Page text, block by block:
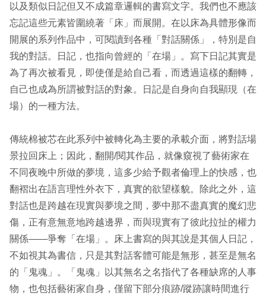
以及類似日記但又不成篇章邏輯的書寫文字。我們也不應該
忘記這些元素皆圍繞著「床」而展開。在以床為具體形像而
開展的系列作品中，可閱讀到各種「對話關係」，特別是自
我的對話。日記，也指向曾經的「在場」。寫下日記其實是
為了再次被看見，即使僅是給自己看，而透過這樣的翻轉，
自己也成為所謂被對話的對象。日記是自身向自我顯現（在
場）的一種方法。
傳統棉被芯在此系列中被轉化為主要的承載介面，將對話場
景拉回床上；因此，翻開/閱其作品，就像窺視了藝術家在
不同夜晚中所做的夢境，這多少給予觀者倫理上的快感，也
翻褶出在語言理性外衣下，真實的欲望樣貌。除此之外，這
對話也是跨越在現實與夢境之間，夢中那不盡真實的魔幻悲
傷，正有意無意地跨越邊界，而與現實有了彼此拉扯的權力
關係——爭奪「在場」。床上書寫的與其說是其個人日記，
不如視其為書信，只是其對話客體可能是無形，甚至是無名
的「鬼魂」。「鬼魂」以其無名之名指代了各種缺席的人事
物，也包括藝術家自身，僅留下部分痕跡/蹤跡讓時間進行